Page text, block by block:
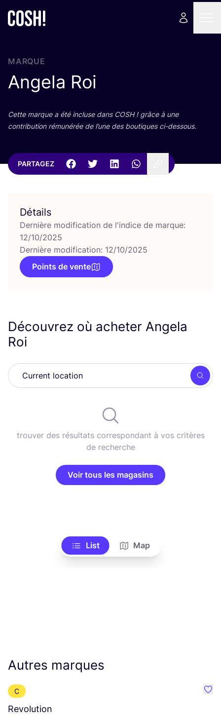
MARQUE
Angela Roi
Cette marque a été incluse dans COSH! grâce à une
contri­bu­tion rému­né­rée de l’une des bou­tiques ci-dessous.
PARTAGEZ
Détails
Dernière modification de l'indice de marque:
12/10/2025
Dernière modification: 12/10/2025
Points de vente
Découvrez où acheter Angela
Roi
trouver des résultats correspondant à vos critères
de recherche
Voir tous les magasins
List Map
Autres marques
C
Revolution